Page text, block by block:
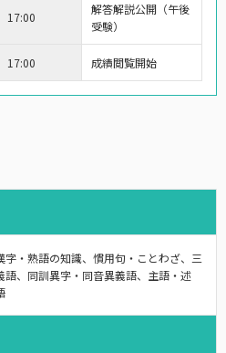
17:00
解答解説公開（午後
受験）
17:00 成績閲覧開始
・熟語の知識、慣用句・ことわざ、三
、同訓異字・同音異義語、主語・述